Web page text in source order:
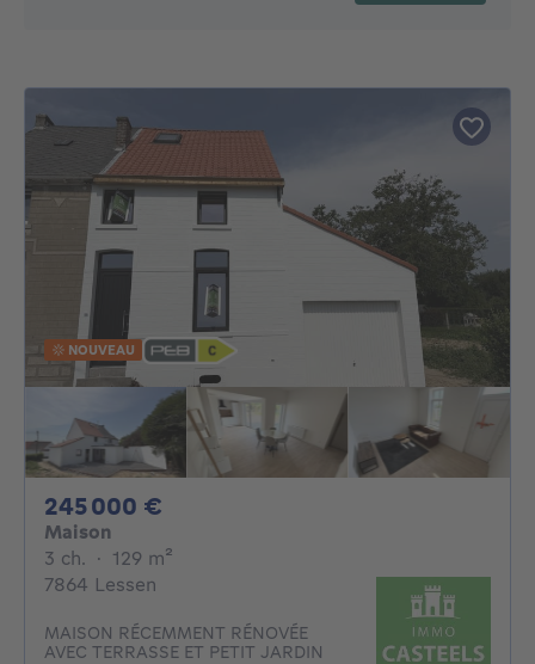
NOUVEAU
245 000 €
Maison
3 ch. 3 chambres
· 129 m²
7864 Lessen
MAISON RÉCEMMENT RÉNOVÉE
AVEC TERRASSE ET PETIT JARDIN